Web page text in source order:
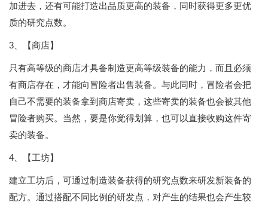
加进去，还有可能打造出品质更高的装备，同时获得更多更优
质的研究点数。
3、 【商店】
只有高等级的商店才具备制造更高等级装备的能力，而且必须
有商店存在，才能向冒险者出售装备。与此同时，冒险者会把
自己不需要的装备拿到商店寄卖，这些寄卖的装备也会被其他
冒险者购买。当然，要是你觉得划算，也可以直接收购这件寄
卖的装备。
4、 【工坊】
建立工坊后，可通过制造装备获得的研究点数来研发新装备的
配方。通过搭配不同比例的研发点，对产生的结果也会产生较